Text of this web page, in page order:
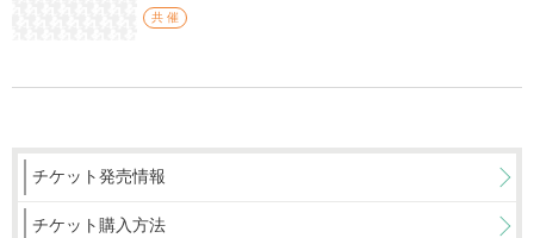
共 催
チケット発売情報
チケット購入方法